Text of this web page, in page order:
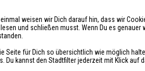
weisen wir Dich darauf hin, dass wir
und schließen musst. Wenn Du es
Seite für Dich so übersichtlich wie möglich
kannst den Stadtfilter jederzeit mit Klick auf